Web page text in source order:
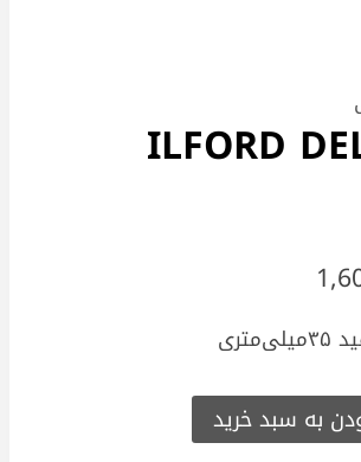
ILFORD
به سبد خرید